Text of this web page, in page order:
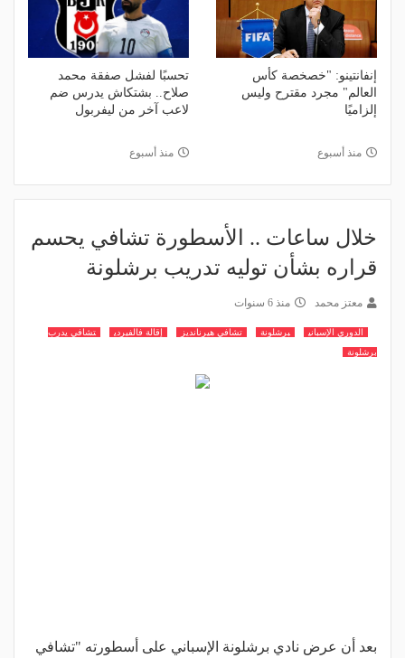
إنفانتينو: "خصخصة كأس
العالم" مجرد مقترح وليس
إلزاميًا
منذ أسبوع
تحسبًا لفشل صفقة محمد
صلاح.. بشتكاش يدرس ضم
لاعب آخر من ليفربول
منذ أسبوع
خلال ساعات .. الأسطورة تشافي يحسم
قراره بشأن توليه تدريب برشلونة
معتز محمد منذ 6 سنوات
الدوري الإسباني برشلونة تشافي هيرنانديز إقالة فالفيردي
تشافي يدرب
برشلونة
بعد أن عرض نادي برشلونة الإسباني على أسطورته "تشافي